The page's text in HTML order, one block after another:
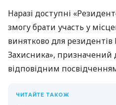
Наразі доступні
змогу брати участь у
винятково для резидентів
Захисника», призначений
відповідним
ЧИТАЙТЕ ТАКОЖ